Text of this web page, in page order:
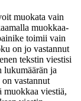
muokata vain
muokkaa-
toimii vain
on jo vastannut
tekstin viestisi
lukumäärän ja
vastannut
muokkaa viestiä,